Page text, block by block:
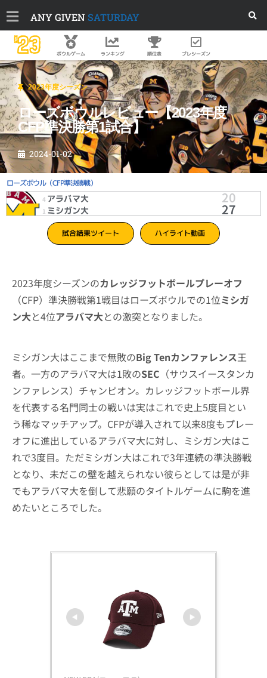
ANY GIVEN SATURDAY
'23 ボウルゲーム ランキング 順位表 プレシーズン
2023年度シーズン
ローズボウルレビュー【2023年度
CFP準決勝第1試合】
2024-01-02
ローズボウル（CFP準決勝戦）
4 アラバマ大 20
1 ミシガン大 27
試合結果ツイート ハイライト動画
2023年度シーズンのカレッジフットボールプレーオフ
（CFP）準決勝戦第1戦目はローズボウルでの1位ミシガ
ン大と4位アラバマ大との激突となりました。
ミシガン大はここまで無敗のBig Tenカンファレンス王
者。一方のアラバマ大は1敗のSEC （サウスイースタンカ
ンファレンス）チャンピオン。カレッジフットボール界
を代表する名門同士の戦いは実はこれで史上5度目とい
う稀なマッチアップ。CFPが導入されて以来8度もプレー
オフに進出しているアラバマ大に対し、ミシガン大はこ
れで3度目。ただミシガン大はこれで3年連続の準決勝戦
となり、未だこの壁を越えられない彼らとしては是が非
でもアラバマ大を倒して悲願のタイトルゲームに駒を進
めたいところでした。